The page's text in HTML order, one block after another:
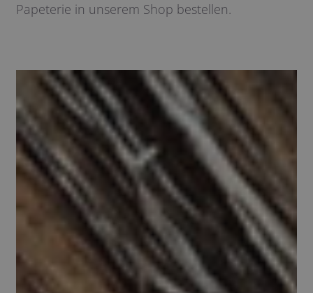
Papeterie in unserem Shop bestellen.